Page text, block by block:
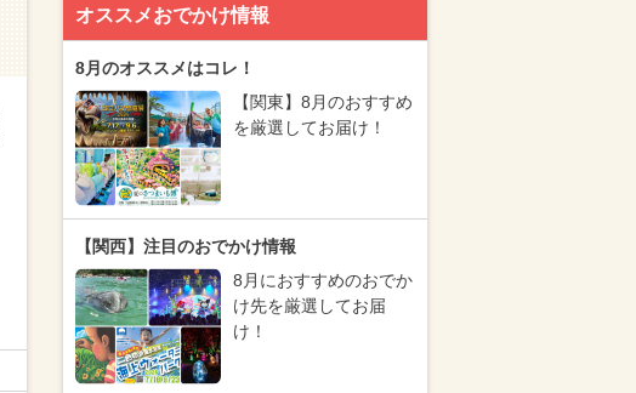
オススメおでかけ情報
8月のオススメはコレ！
【関東】8月のおすすめ
を厳選してお届け！
【関西】注目のおでかけ情報
8月におすすめのおでか
け先を厳選してお届
け！